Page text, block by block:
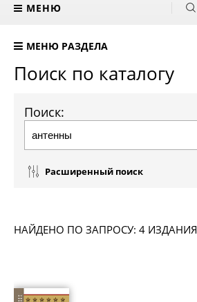
МЕНЮ
МЕНЮ РАЗДЕЛА
Поиск по каталогу
Поиск:
Расширенный поиск
НАЙДЕНО ПО ЗАПРОСУ: 4 ИЗДАНИЯ